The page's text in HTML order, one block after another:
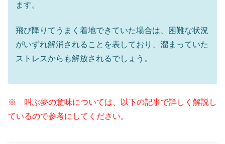
ます。
飛び降りてうまく着地できていた場合は、困難な状況
がいずれ解消されることを表しており、溜まっていた
ストレスからも解放されるでしょう。
※ 叫ぶ夢の意味については、以下の記事で詳しく解説し
ているので参考にしてください。